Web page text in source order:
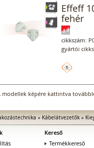
Effeff
fehér
cikkszám:
gyártói
modellek képére kattintva
» Kábelátvezetők»
Kereső
Termékkereső